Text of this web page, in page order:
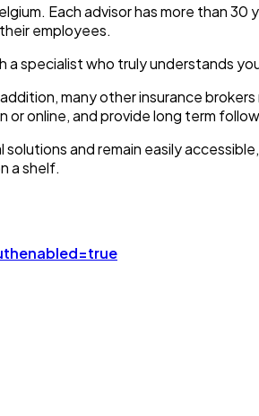
Each advisor has more than
employees.
specialist who truly understands
many other insurance
online, and provide long term
and remain easily
a shelf.